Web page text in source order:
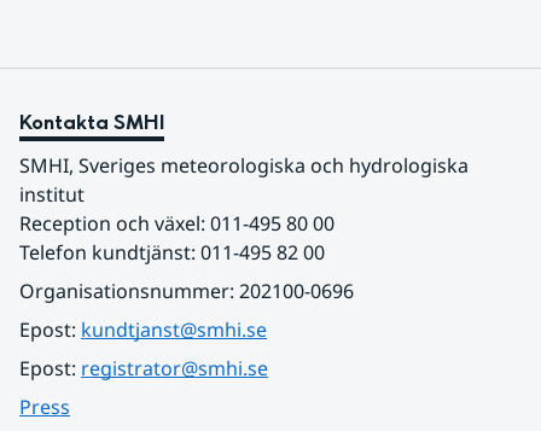
Kontakta SMHI
SMHI, Sveriges meteorologiska och hydrologiska
institut
Reception och växel: 011-495 80 00
Telefon kundtjänst: 011-495 82 00
Organisationsnummer: 202100-0696
Epost: kundtjanst@smhi.se
Epost: registrator@smhi.se
Press